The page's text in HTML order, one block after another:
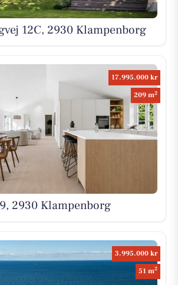
12C, 2930 Klampenborg
17.995.000 kr
209 m2
2930 Klampenborg
3.995.000 kr
51 m2